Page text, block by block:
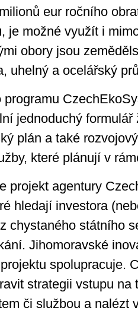
eur ročního
je možné využít i
obory jsou
uhelný a ocelářský
jednoduchý
plán a také
které plánují v
projekt agentury
hledají investora
chystaného státního
Jihomoravské
spolupracuje.
strategii vstupu na
či službou a nalézt